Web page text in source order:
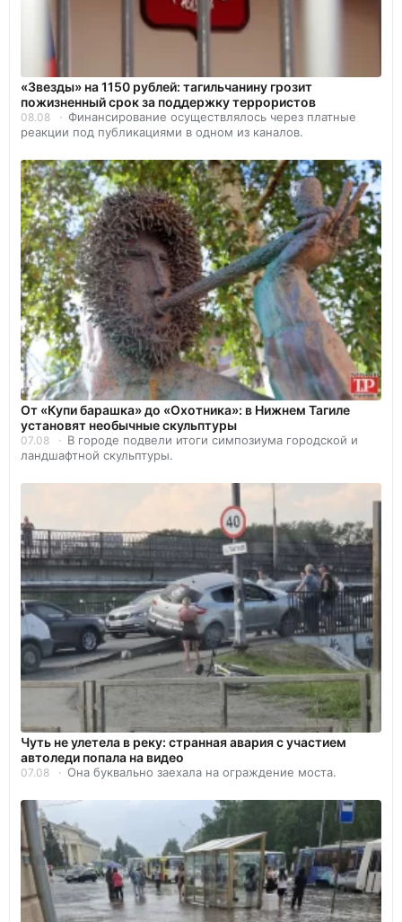
«Звезды» на 1150 рублей: тагильчанину грозит
пожизненный срок за поддержку террористов
08.08
Финансирование осуществлялось через платные
реакции под публикациями в одном из каналов.
От «Купи барашка» до «Охотника»: в Нижнем Тагиле
установят необычные скульптуры
07.08
В городе подвели итоги симпозиума городской и
ландшафтной скульптуры.
Чуть не улетела в реку: странная авария с участием
автоледи попала на видео
07.08 Она буквально заехала на ограждение моста.